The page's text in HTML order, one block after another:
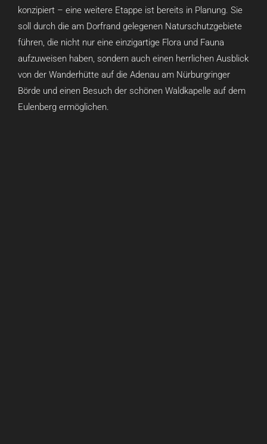
konzipiert – eine weitere Etappe ist bereits in Planung. Sie
soll durch die am Dorfrand gelegenen Naturschutzgebiete
führen, die nicht nur eine einzigartige Flora und Fauna
aufzuweisen haben, sondern auch einen herrlichen Ausblick
von der Wanderhütte auf die Adenau am Nürburgringer
Börde und einen Besuch der schönen Waldkapelle auf dem
Eulenberg ermöglichen.